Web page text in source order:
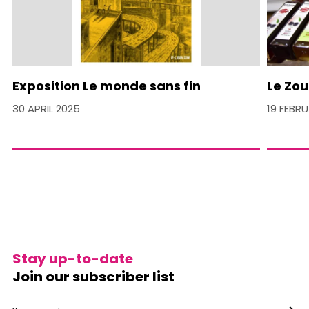
Exposition Le monde sans fin
30 APRIL 2025
Le
19
Stay up-to-date
Join our subscriber list